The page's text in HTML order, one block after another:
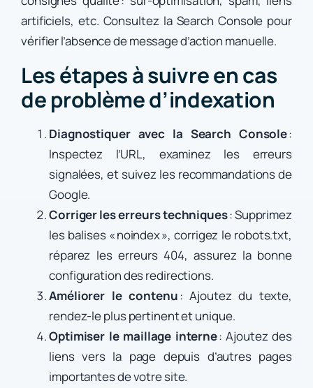
artificiels, etc. Consultez la Search Console pour
vérifier l’absence de message d’action manuelle.
Les étapes à suivre en cas
de problème d’indexation
Diagnostiquer avec la Search Console:
Inspectez l’URL, examinez les erreurs
signalées, et suivez les recommandations de
Google.
Corriger les erreurs techniques: Supprimez
les balises « noindex », corrigez le robots.txt,
réparez les erreurs 404, assurez la bonne
configuration des redirections.
Améliorer le contenu: Ajoutez du texte,
rendez-le plus pertinent et unique.
Optimiser le maillage interne: Ajoutez des
liens vers la page depuis d’autres pages
importantes de votre site.